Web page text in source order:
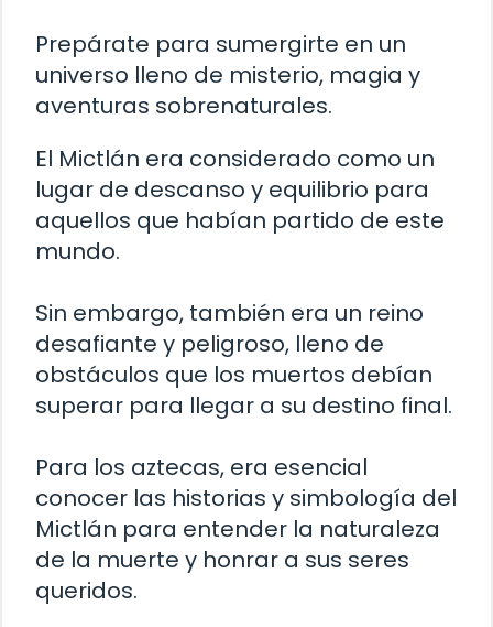
Prepárate para sumergirte en un
universo lleno de misterio, magia y
aventuras sobrenaturales.
El Mictlán era considerado como un
lugar de descanso y equilibrio para
aquellos que habían partido de este
mundo.
Sin embargo, también era un reino
desafiante y peligroso, lleno de
obstáculos que los muertos debían
superar para llegar a su destino final.
Para los aztecas, era esencial
conocer las historias y simbología del
Mictlán para entender la naturaleza
de la muerte y honrar a sus seres
queridos.